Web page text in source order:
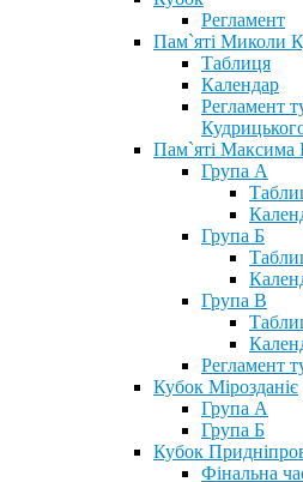
Регламент
Пам`яті Миколи
Таблиця
Календар
Регламент
Пам`яті Максима
Група А
Група Б
Група В
Регламент
Кубок Мірозданіє
Група А
Група Б
Кубок
Фінальна